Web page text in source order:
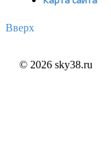
Вверх
© 2026 sky38.ru